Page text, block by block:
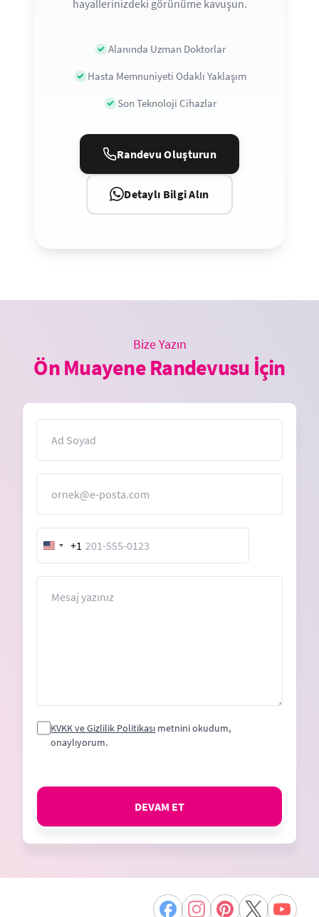
hayallerinizdeki görünüme kavuşun.
Alanında Uzman Doktorlar
Hasta Memnuniyeti Odaklı Yaklaşım
Son Teknoloji Cihazlar
Randevu Oluşturun
Detaylı Bilgi Alın
Bize Yazın
Ön Muayene Randevusu İçin
United
States
+1
KVKK ve Gizlilik Politikası metnini okudum,
onaylıyorum.
DEVAM ET